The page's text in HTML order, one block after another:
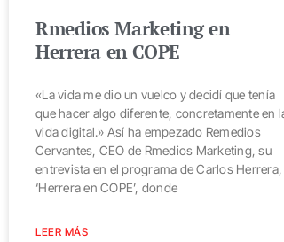
Rmedios Marketing en
Herrera en COPE
«La vida me dio un vuelco y decidí que tenía
que hacer algo diferente, concretamente en
vida digital.» Así ha empezado Remedios
Cervantes, CEO de Rmedios Marketing, su
entrevista en el programa de Carlos Herrera,
‘Herrera en COPE’, donde
LEER MÁS